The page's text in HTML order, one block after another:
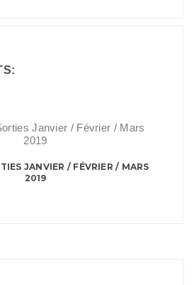
JANVIER / FÉVRIER / MARS
2019